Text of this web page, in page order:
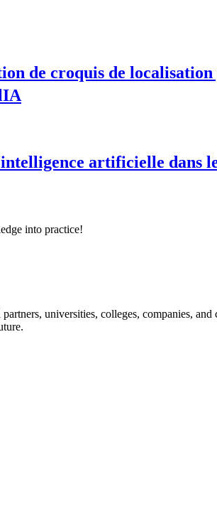
de croquis de
artificielle dans
into practice!
universities, colleges, companies,